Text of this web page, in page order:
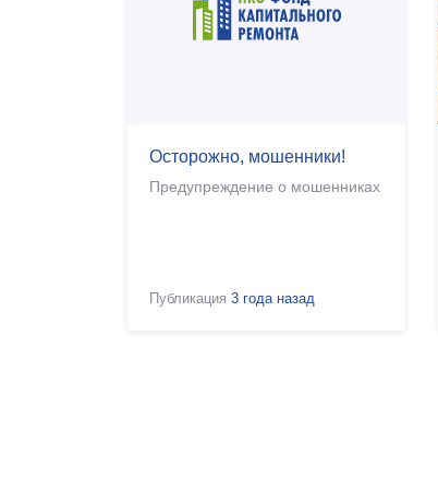
Осторожно, мошенники!
Предупреждение о мошенниках
Публикация 3 года назад